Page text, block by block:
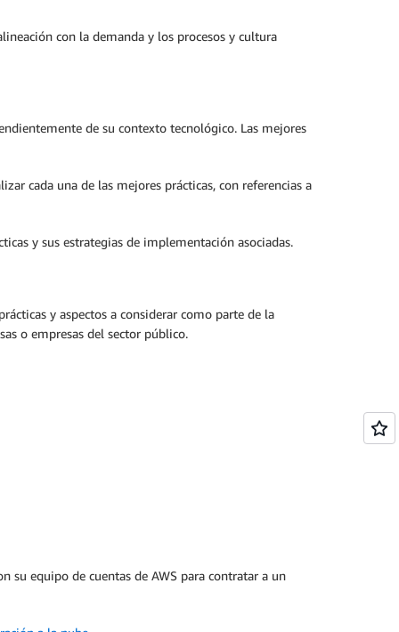
con la demanda y los procesos y cultura
de su contexto tecnológico. Las mejores
cada una de las mejores prácticas, con referencias a
y sus estrategias de implementación asociadas.
y aspectos a considerar como parte de la
o empresas del sector público.
su equipo de cuentas de AWS para contratar a un